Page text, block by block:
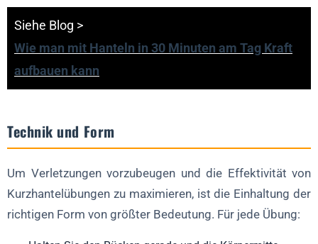
Siehe Blog >
Wie man mit Hanteln in 30 Minuten am Tag Kraft
aufbauen kann
Technik und Form
Um Verletzungen vorzubeugen und die Effektivität von
Kurzhantelübungen zu maximieren, ist die Einhaltung der
richtigen Form von größter Bedeutung. Für jede Übung: